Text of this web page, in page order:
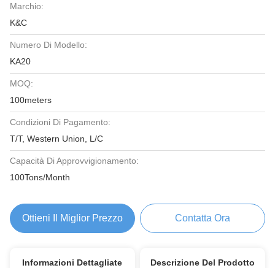
Marchio:
K&C
Numero Di Modello:
KA20
MOQ:
100meters
Condizioni Di Pagamento:
T/T, Western Union, L/C
Capacità Di Approvvigionamento:
100Tons/Month
Ottieni Il Miglior Prezzo Contatta Ora
Informazioni Dettagliate Descrizione Del Prodotto